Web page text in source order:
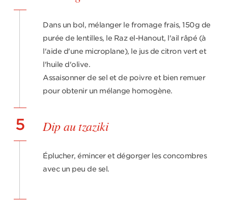
Dans un bol, mélanger le fromage frais, 150g de
purée de lentilles, le Raz el-Hanout, l'ail râpé (à
l'aide d'une microplane), le jus de citron vert et
l'huile d'olive.
Assaisonner de sel et de poivre et bien remuer
pour obtenir un mélange homogène.
5 Dip au tzaziki
Éplucher, émincer et dégorger les concombres
avec un peu de sel.